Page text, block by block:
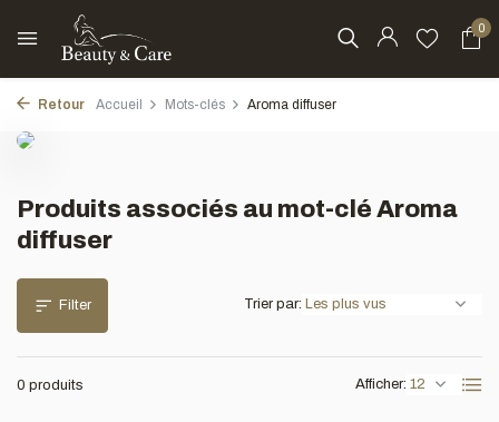
0
Retour Accueil Mots-clés Aroma diffuser
Produits associés au mot-clé Aroma
diffuser
Filter
0 produits Afficher:
Trier par: